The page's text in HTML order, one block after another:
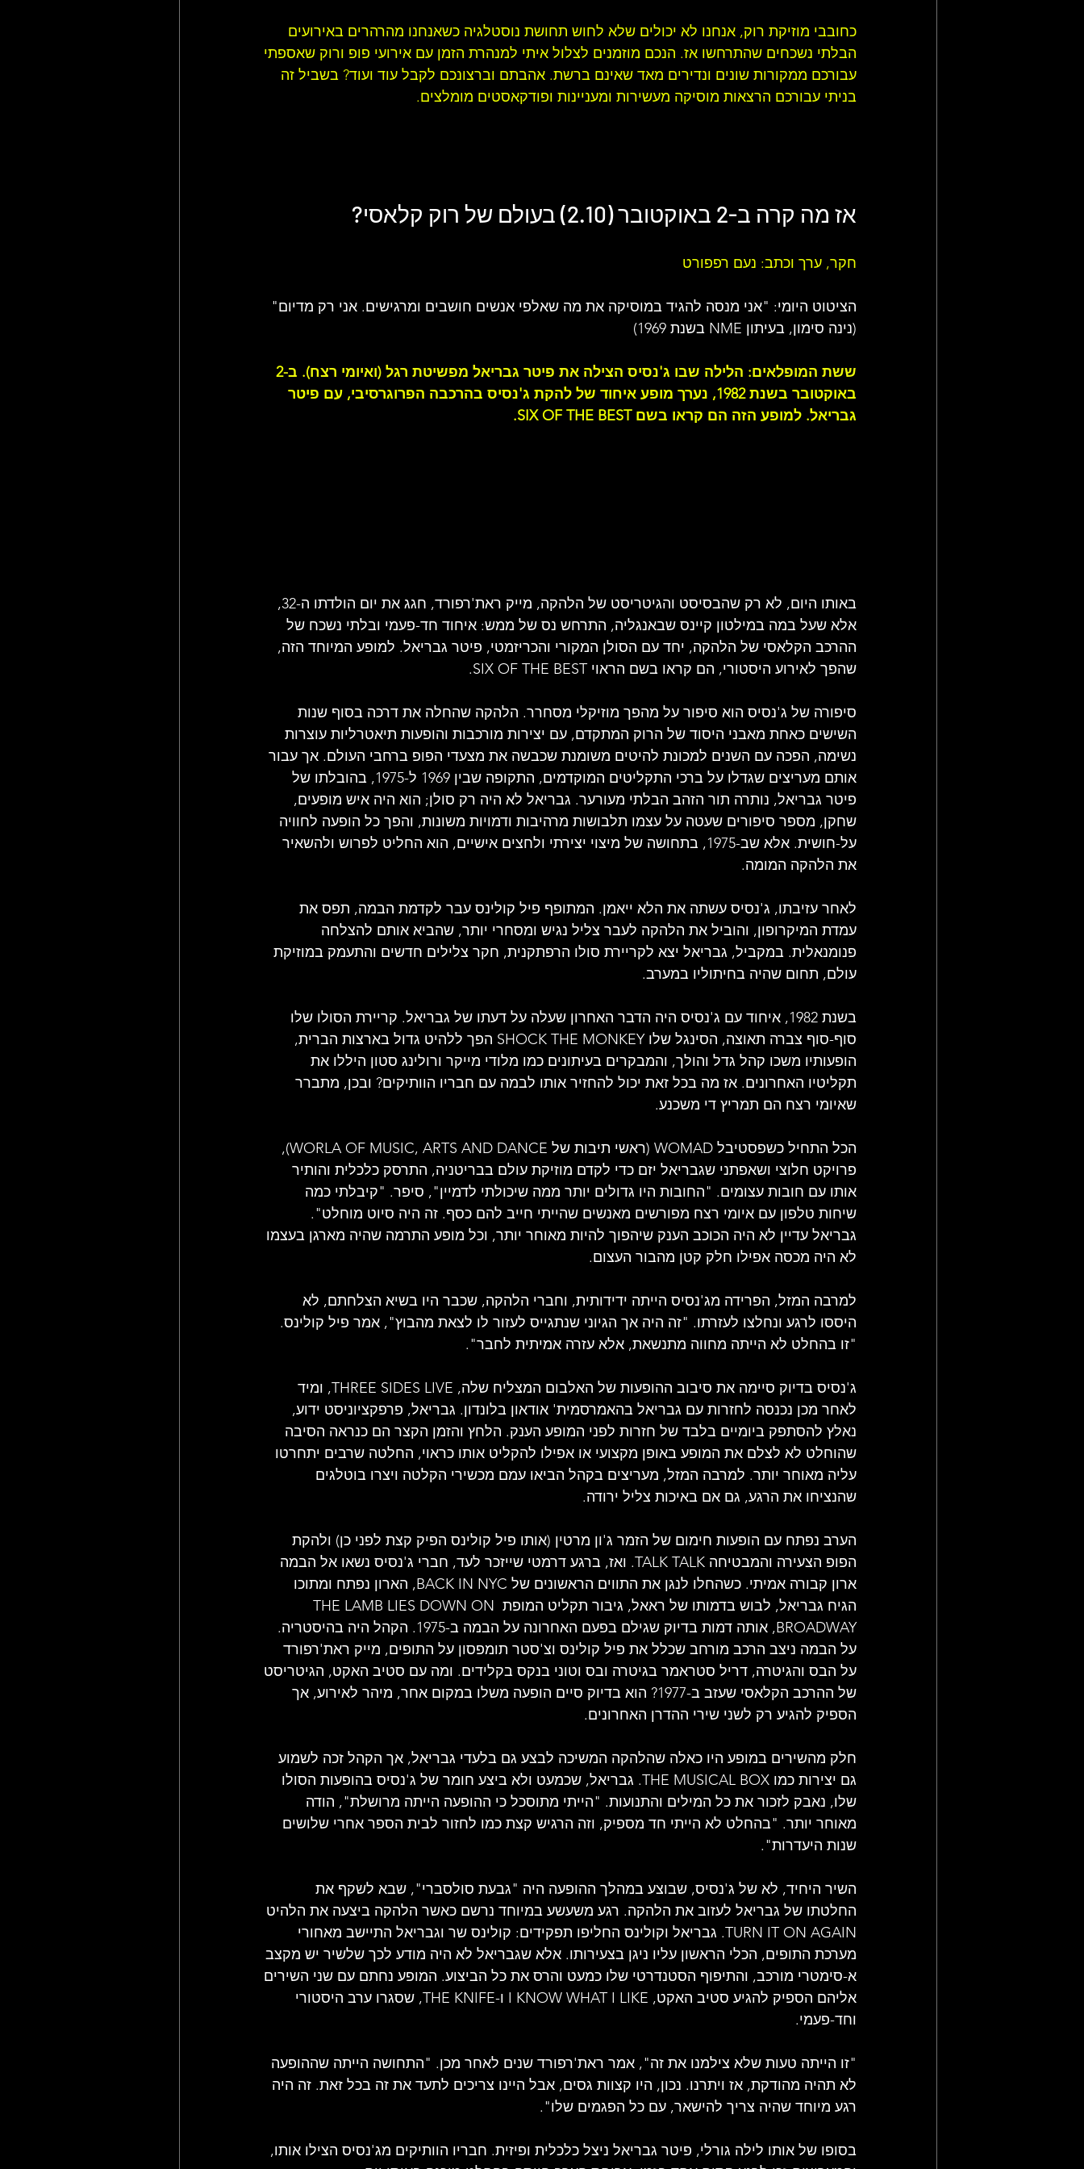
כחובבי מוזיקת רוק, אנחנו לא יכולים שלא לחוש תחושת נוסטלגיה כשאנחנו מהרהרים באירועים
הבלתי נשכחים שהתרחשו אז. הנכם מוזמנים לצלול איתי למנהרת הזמן עם אירועי פופ ורוק שאספתי
עבורכם ממקורות שונים ונדירים מאד שאינם ברשת. אהבתם וברצונכם לקבל עוד ועוד? בשביל זה
בניתי עבורכם הרצאות מוסיקה מעשירות ומעניינות ופודקאסטים מומלצים.
אז מה קרה ב-2 באוקטובר (2.10) בעולם של רוק קלאסי?
חקר, ערך וכתב: נעם רפפורט
הציטוט היומי: "אני מנסה להגיד במוסיקה את מה שאלפי אנשים חושבים ומרגישים. אני רק מדיום"
(נינה סימון, בעיתון NME בשנת 1969)
ששת המופלאים: הלילה שבו ג'נסיס הצילה את פיטר גבריאל מפשיטת רגל (ואיומי רצח). ב-
באוקטובר בשנת 1982, נערך מופע איחוד של להקת ג'נסיס בהרכבה הפרוגרסיבי, עם פיטר
גבריאל. למופע הזה הם קראו בשם SIX OF THE BEST.
באותו היום, לא רק שהבסיסט והגיטריסט של הלהקה, מייק ראת'רפורד, חגג את יום הולדתו ה-32,
אלא שעל במה במילטון קיינס שבאנגליה, התרחש נס של ממש: איחוד חד-פעמי ובלתי נשכח של
ההרכב הקלאסי של הלהקה, יחד עם הסולן המקורי והכריזמטי, פיטר גבריאל. למופע המיוחד הזה,
שהפך לאירוע היסטורי, הם קראו בשם הראוי SIX OF THE BEST.
סיפורה של ג'נסיס הוא סיפור על מהפך מוזיקלי מסחרר. הלהקה שהחלה את דרכה בסוף שנות
השישים כאחת מאבני היסוד של הרוק המתקדם, עם יצירות מורכבות והופעות תיאטרליות עוצרות
נשימה, הפכה עם השנים למכונת להיטים משומנת שכבשה את מצעדי הפופ ברחבי העולם. אך עבור
אותם מעריצים שגדלו על ברכי התקליטים המוקדמים, התקופה שבין 1969 ל-1975, בהובלתו של
פיטר גבריאל, נותרה תור הזהב הבלתי מעורער. גבריאל לא היה רק סולן; הוא היה איש מופעים,
שחקן, מספר סיפורים שעטה על עצמו תלבושות מרהיבות ודמויות משונות, והפך כל הופעה לחוויה
על-חושית. אלא שב-1975, בתחושה של מיצוי יצירתי ולחצים אישיים, הוא החליט לפרוש ולהשאיר
את הלהקה המומה.
לאחר עזיבתו, ג'נסיס עשתה את הלא ייאמן. המתופף פיל קולינס עבר לקדמת הבמה, תפס את
עמדת המיקרופון, והוביל את הלהקה לעבר צליל נגיש ומסחרי יותר, שהביא אותם להצלחה
פנומנאלית. במקביל, גבריאל יצא לקריירת סולו הרפתקנית, חקר צלילים חדשים והתעמק במוזיקת
עולם, תחום שהיה בחיתוליו במערב.
בשנת 1982, איחוד עם ג'נסיס היה הדבר האחרון שעלה על דעתו של גבריאל. קריירת הסולו שלו
סוף-סוף צברה תאוצה, הסינגל שלו SHOCK THE MONKEY הפך ללהיט גדול בארצות הברית,
הופעותיו משכו קהל גדל והולך, והמבקרים בעיתונים כמו מלודי מייקר ורולינג סטון היללו את
תקליטיו האחרונים. אז מה בכל זאת יכול להחזיר אותו לבמה עם חבריו הוותיקים? ובכן, מתברר
שאיומי רצח הם תמריץ די משכנע.
הכל התחיל כשפסטיבל WOMAD (ראשי תיבות של WORLA OF MUSIC, ARTS AND DANCE),
פרויקט חלוצי ושאפתני שגבריאל יזם כדי לקדם מוזיקת עולם בבריטניה, התרסק כלכלית והותיר
אותו עם חובות עצומים. "החובות היו גדולים יותר ממה שיכולתי לדמיין", סיפר. "קיבלתי כמה
שיחות טלפון עם איומי רצח מפורשים מאנשים שהייתי חייב להם כסף. זה היה סיוט מוחלט".
גבריאל עדיין לא היה הכוכב הענק שיהפוך להיות מאוחר יותר, וכל מופע התרמה שהיה מארגן בעצמו
לא היה מכסה אפילו חלק קטן מהבור העצום.
למרבה המזל, הפרידה מג'נסיס הייתה ידידותית, וחברי הלהקה, שכבר היו בשיא הצלחתם, לא
היססו לרגע ונחלצו לעזרתו. "זה היה אך הגיוני שנתגייס לעזור לו לצאת מהבוץ", אמר פיל קולינס.
"זו בהחלט לא הייתה מחווה מתנשאת, אלא עזרה אמיתית לחבר".
ג'נסיס בדיוק סיימה את סיבוב ההופעות של האלבום המצליח שלה, THREE SIDES LIVE, ומיד
לאחר מכן נכנסה לחזרות עם גבריאל בהאמרסמית' אודאון בלונדון. גבריאל, פרפקציוניסט ידוע,
נאלץ להסתפק ביומיים בלבד של חזרות לפני המופע הענק. הלחץ והזמן הקצר הם כנראה הסיבה
שהוחלט לא לצלם את המופע באופן מקצועי או אפילו להקליט אותו כראוי, החלטה שרבים יתחרטו
עליה מאוחר יותר. למרבה המזל, מעריצים בקהל הביאו עמם מכשירי הקלטה ויצרו בוטלגים
שהנציחו את הרגע, גם אם באיכות צליל ירודה.
הערב נפתח עם הופעות חימום של הזמר ג'ון מרטין (אותו פיל קולינס הפיק קצת לפני כן) ולהקת
הפופ הצעירה והמבטיחה TALK TALK. ואז, ברגע דרמטי שייזכר לעד, חברי ג'נסיס נשאו אל הבמה
ארון קבורה אמיתי. כשהחלו לנגן את התווים הראשונים של BACK IN NYC, הארון נפתח ומתוכו
הגיח גבריאל, לבוש בדמותו של ראאל, גיבור תקליט המופת THE LAMB LIES DOWN ON
BROADWAY, אותה דמות בדיוק שגילם בפעם האחרונה על הבמה ב-1975. הקהל היה בהיסטריה.
על הבמה ניצב הרכב מורחב שכלל את פיל קולינס וצ'סטר תומפסון על התופים, מייק ראת'רפורד
על הבס והגיטרה, דריל סטראמר בגיטרה ובס וטוני בנקס בקלידים. ומה עם סטיב האקט, הגיטריסט
של ההרכב הקלאסי שעזב ב-1977? הוא בדיוק סיים הופעה משלו במקום אחר, מיהר לאירוע, אך
הספיק להגיע רק לשני שירי ההדרן האחרונים.
חלק מהשירים במופע היו כאלה שהלהקה המשיכה לבצע גם בלעדי גבריאל, אך הקהל זכה לשמוע
גם יצירות כמו THE MUSICAL BOX. גבריאל, שכמעט ולא ביצע חומר של ג'נסיס בהופעות הסולו
שלו, נאבק לזכור את כל המילים והתנועות. "הייתי מתוסכל כי ההופעה הייתה מרושלת", הודה
מאוחר יותר. "בהחלט לא הייתי חד מספיק, וזה הרגיש קצת כמו לחזור לבית הספר אחרי שלושים
שנות היעדרות".
השיר היחיד, לא של ג'נסיס, שבוצע במהלך ההופעה היה "גבעת סולסברי", שבא לשקף את
החלטתו של גבריאל לעזוב את הלהקה. רגע משעשע במיוחד נרשם כאשר הלהקה ביצעה את הלהיט
TURN IT ON AGAIN. גבריאל וקולינס החליפו תפקידים: קולינס שר וגבריאל התיישב מאחורי
מערכת התופים, הכלי הראשון עליו ניגן בצעירותו. אלא שגבריאל לא היה מודע לכך שלשיר יש מקצב
א-סימטרי מורכב, והתיפוף הסטנדרטי שלו כמעט והרס את כל הביצוע. המופע נחתם עם שני השירים
אליהם הספיק להגיע סטיב האקט, I KNOW WHAT I LIKE ו-THE KNIFE, שסגרו ערב היסטורי
וחד-פעמי.
"זו הייתה טעות שלא צילמנו את זה", אמר ראת'רפורד שנים לאחר מכן. "התחושה הייתה שההופעה
לא תהיה מהודקת, אז ויתרנו. נכון, היו קצוות גסים, אבל היינו צריכים לתעד את זה בכל זאת. זה היה
רגע מיוחד שהיה צריך להישאר, עם כל הפגמים שלו".
בסופו של אותו לילה גורלי, פיטר גבריאל ניצל כלכלית ופיזית. חבריו הוותיקים מג'נסיס הצילו אותו,